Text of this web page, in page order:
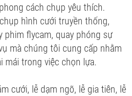
cách chụp yêu thích.
hình cưới truyền thống,
phim flycam, quay phóng sự
mà chúng tôi cung cấp nhằm
mái trong việc chọn lựa.
cưới, lễ dạm ngõ, lễ gia tiên, lễ